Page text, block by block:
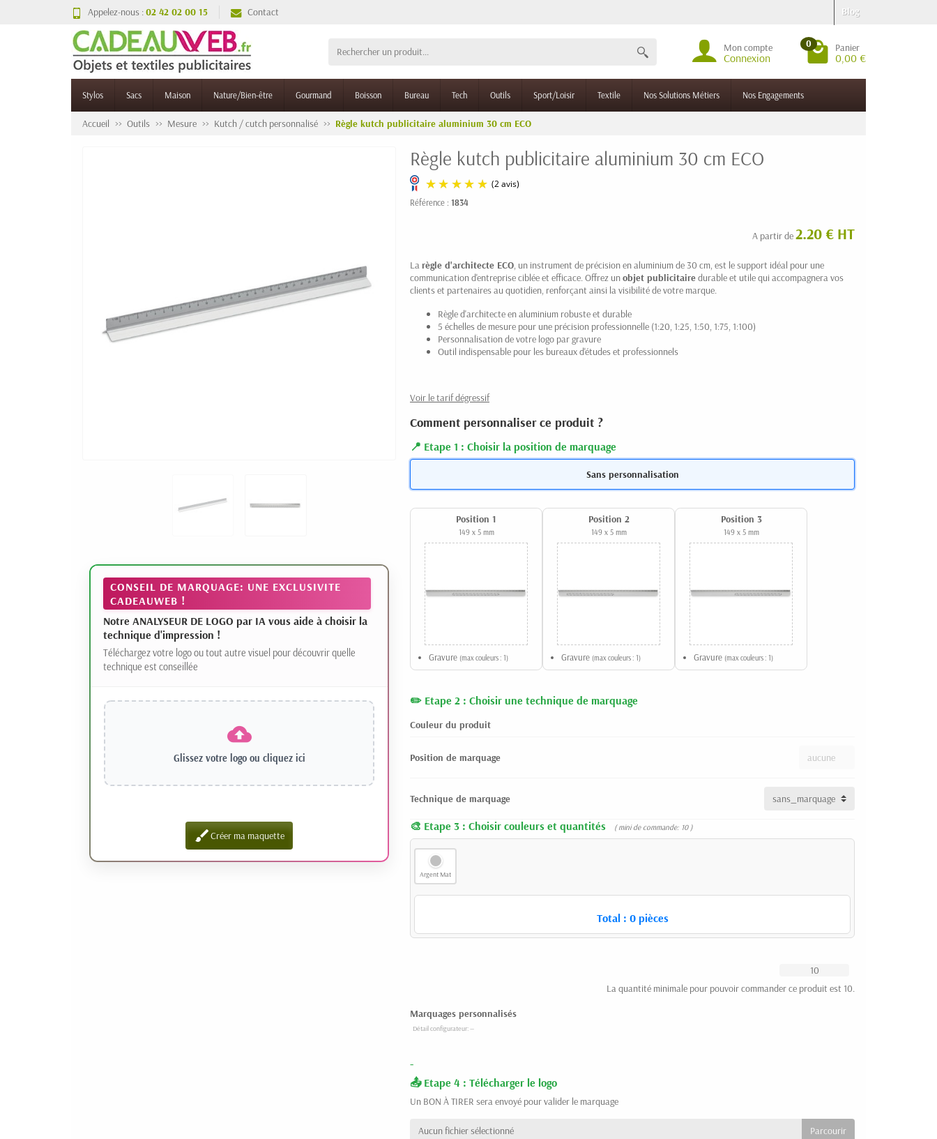
Appelez-nous :02 42 02 00 15 Contact Blog
Mon compte
Connexion
0 Panier
0,00 €
Stylos Sacs Maison Nature/Bien-être Gourmand Boisson Bureau Tech Outils Sport/Loisir Textile Nos Solutions Métiers Nos Engagements
Accueil Outils Mesure Kutch / cutch personnalisé Règle kutch publicitaire aluminium 30 cm ECO
CONSEIL DE MARQUAGE: UNE EXCLUSIVITE
CADEAUWEB !
Notre ANALYSEUR DE LOGO par IA vous aide à choisir la
technique d'impression !
Téléchargez votre logo ou tout autre visuel pour découvrir quelle
technique est conseillée
Glissez votre logo ou cliquez ici
brushCréer ma maquette
Règle kutch publicitaire aluminium 30 cm ECO
Référence : 1834
A partir de2.20 € HT
La règle d'architecte ECO , un instrument de précision en aluminium de 30 cm, est le support idéal pour une
communication d'entreprise ciblée et efficace. Offrez unobjet publicitairedurable et utile qui accompagnera vos
clients et partenaires au quotidien, renforçant ainsi la visibilité de votre marque.
Règle d'architecte en aluminium robuste et durable
5 échelles de mesure pour une précision professionnelle (1:20, 1:25, 1:50, 1:75, 1:100)
Personnalisation de votre logo par gravure
Outil indispensable pour les bureaux d'études et professionnels
Voir le tarif dégressif
Comment personnaliser ce produit ?
Etape 1 : Choisir la position de marquage
Sans personnalisation
Position 1
149 x 5 mm
Gravure (max couleurs : 1)
Position 2
149 x 5 mm
Gravure (max couleurs : 1)
Position 3
149 x 5 mm
Gravure (max couleurs : 1)
Etape 2 : Choisir une technique de marquage
Couleur du produit
Position de marquage
Technique de marquage
Etape 3 : Choisir couleurs et quantités ( mini de commande: 10 )
Argent Mat
Total : 0pièces
La quantité minimale pour pouvoir commander ce produit est 10.
Marquages personnalisés
-
Etape 4 : Télécharger le logo
Un BON À TIRER sera envoyé pour valider le marquage
Aucun fichier sélectionné